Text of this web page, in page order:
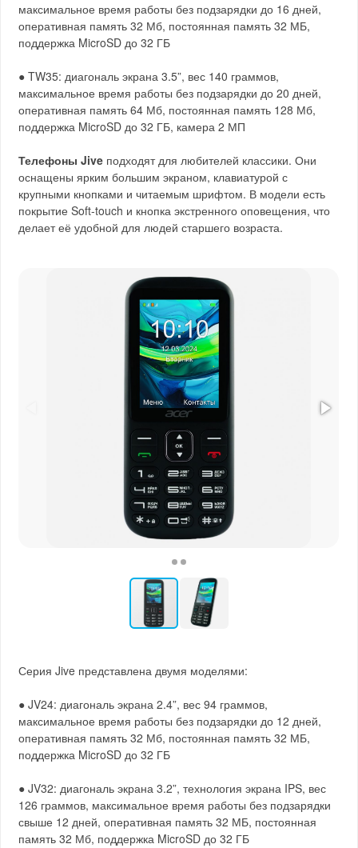
максимальное время работы без подзарядки до 16 дней,
оперативная память 32 Мб, постоянная память 32 МБ,
поддержка MicroSD до 32 ГБ
● TW35: диагональ экрана 3.5”, вес 140 граммов,
максимальное время работы без подзарядки до 20 дней,
оперативная память 64 Мб, постоянная память 128 Мб,
поддержка MicroSD до 32 ГБ, камера 2 МП
Телефоны Jive подходят для любителей классики. Они
оснащены ярким большим экраном, клавиатурой с
крупными кнопками и читаемым шрифтом. В модели есть
покрытие Soft-touch и кнопка экстренного оповещения, что
делает её удобной для людей старшего возраста.
Серия Jive представлена двумя моделями:
● JV24: диагональ экрана 2.4”, вес 94 граммов,
максимальное время работы без подзарядки до 12 дней,
оперативная память 32 Мб, постоянная память 32 МБ,
поддержка MicroSD до 32 ГБ
● JV32: диагональ экрана 3.2”, технология экрана IPS, вес
126 граммов, максимальное время работы без подзарядки
свыше 12 дней, оперативная память 32 МБ, постоянная
память 32 Мб, поддержка MicroSD до 32 ГБ